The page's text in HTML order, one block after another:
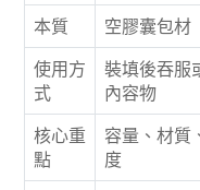
本質
空膠囊包材
使用方
式
裝填後吞服
內容物
核心重
點
容量、材質
度